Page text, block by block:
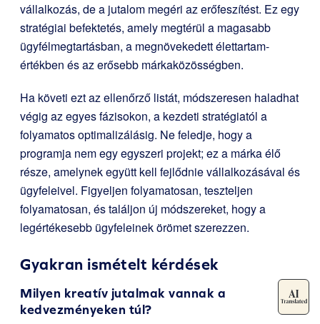
vállalkozás, de a jutalom megéri az erőfeszítést. Ez egy
stratégiai befektetés, amely megtérül a magasabb
ügyfélmegtartásban, a megnövekedett élettartam-
értékben és az erősebb márkaközösségben.
Ha követi ezt az ellenőrző listát, módszeresen haladhat
végig az egyes fázisokon, a kezdeti stratégiatól a
folyamatos optimalizálásig. Ne feledje, hogy a
programja nem egy egyszeri projekt; ez a márka élő
része, amelynek együtt kell fejlődnie vállalkozásával és
ügyfeleivel. Figyeljen folyamatosan, teszteljen
folyamatosan, és találjon új módszereket, hogy a
legértékesebb ügyfeleinek örömet szerezzen.
Gyakran ismételt kérdések
Milyen kreatív jutalmak vannak a
kedvezményeken túl?